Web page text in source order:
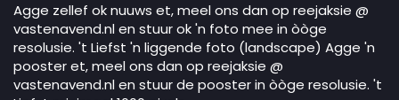
Agge zellef ok nuuws et, meel ons dan op reejaksie @
vastenavend.nl en stuur ok 'n foto mee in òòge
resolusie. 't Liefst 'n liggende foto (landscape) Agge 'n
pooster et, meel ons dan op reejaksie @
vastenavend.nl en stuur de pooster in òòge resolusie. 't